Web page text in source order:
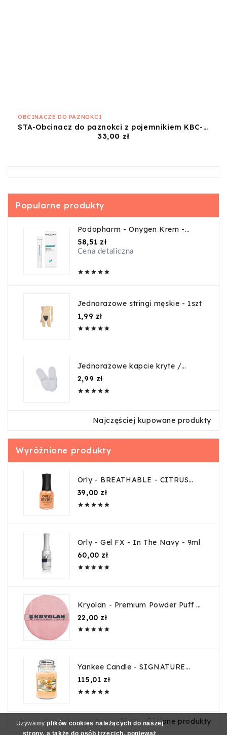
OBCINACZE DO PAZNOKCI
STA-Obcinacz do paznokci z pojemnikiem KBC-20
33,00 złCena
Popularne produkty
Podopharm - Onygen Krem -
20ml
58,51 złCena
Cena detaliczna
    
Jednorazowe stringi męskie - 1szt
1,99 zł
    
Jednorazowe kapcie kryte /
guma
2,99 zł
    
Najczęściej kupowane produkty
Wyróżnione produkty
Orly - BREATHABLE - CITRUS
GOT REAL 18ml
39,00 złCena
    
Orly - Gel FX - In The Navy - 9ml
60,00 złCena
    
Kryolan - Premium Powder Puff -
Puszek Do Pudru 10cm
22,00 złCena
    
Yankee Candle - SIGNATURE
Duża Mango Ice Cream
115,01 złCena
    
Wszystkie wyróżnione produkty
Używamy plików cookies należących do naszej
strony, a także do osób trzecich, ponieważ